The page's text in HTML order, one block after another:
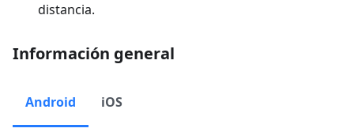
distancia.
Información general
Android iOS